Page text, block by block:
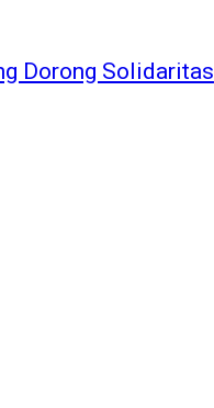
Dorong Solidaritas